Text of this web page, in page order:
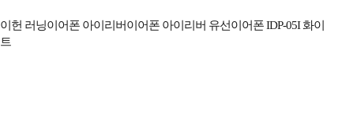
이헌 러닝이어폰 아이리버이어폰 아이리버 유선이어폰 IDP-05I 화이
트